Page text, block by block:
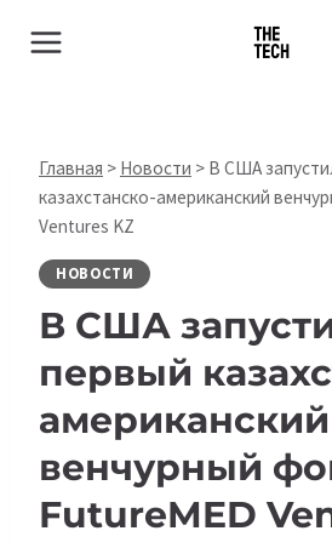
Главная > Новости > В США
казахстанско-американский
Ventures KZ
НОВОСТИ
В США
первый
американский
венчурный
FutureMED